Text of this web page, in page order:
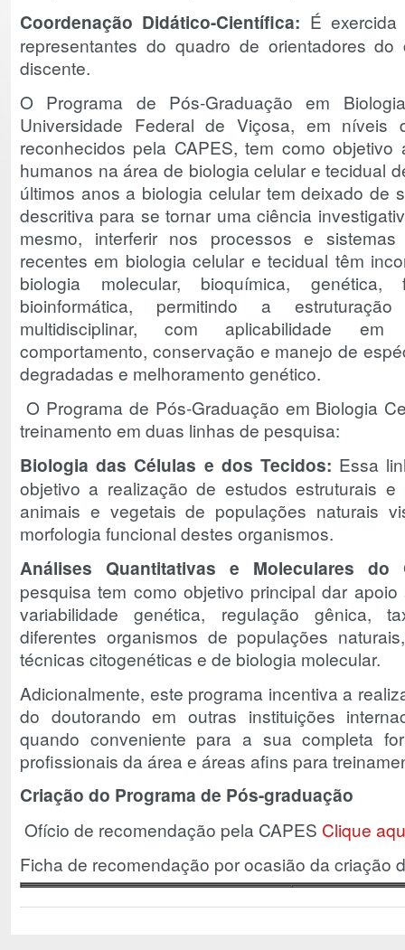
Coordenação Didático-Científica: É
representantes do quadro de orientadores
discente.
O Programa de Pós-Graduação em
Universidade Federal de Viçosa, em níveis
reconhecidos pela CAPES, tem como
humanos na área de biologia celular e tecidual
últimos anos a biologia celular tem deixado de
descritiva para se tornar uma ciência
mesmo, interferir nos processos e
recentes em biologia celular e tecidual têm
biologia molecular, bioquímica, genética,
bioinformática, permitindo a
multidisciplinar, com aplicabilidade em
comportamento, conservação e manejo de
degradadas e melhoramento genético.
O Programa de Pós-Graduação em Biologia
treinamento em duas linhas de pesquisa:
Biologia das Células e dos Tecidos: Essa
objetivo a realização de estudos estruturais e
animais e vegetais de populações naturais
morfologia funcional destes organismos.
Análises Quantitativas e Moleculares do
pesquisa tem como objetivo principal dar
variabilidade genética, regulação gênica,
diferentes organismos de populações
técnicas citogenéticas e de biologia molecular.
Adicionalmente, este programa incentiva a
do doutorando em outras instituições
quando conveniente para a sua completa
profissionais da área e áreas afins para
Criação do Programa de Pós-graduação
Ofício de recomendação pela CAPES Clique
Ficha de recomendação por ocasião da criação